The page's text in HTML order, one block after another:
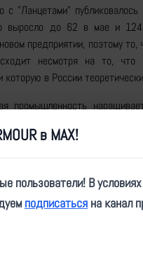
с "Ланцетами"
выросло до 62 в мае и 124
предприятии, поэтому
несмотря на то, что
которую в России
промышленность
его характеристик», —
и передает видео
дронами, которые
визуально подтверждает
до скорости около 70 миль (
чем управляемая ракета или
или два таких «Ланцета»,
в MAX!
пользователи! В
подписаться на канал